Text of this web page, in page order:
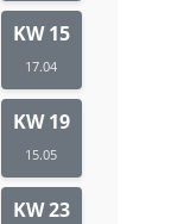
KW 15
17.04
KW 19
15.05
KW 23